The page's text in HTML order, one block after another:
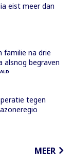
eist meer dan
familie na drie
alsnog begraven
tegen
MEER